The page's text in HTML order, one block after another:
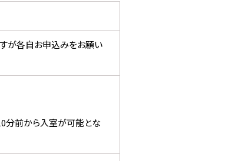
が各自お申込みをお願い
分前から入室が可能とな